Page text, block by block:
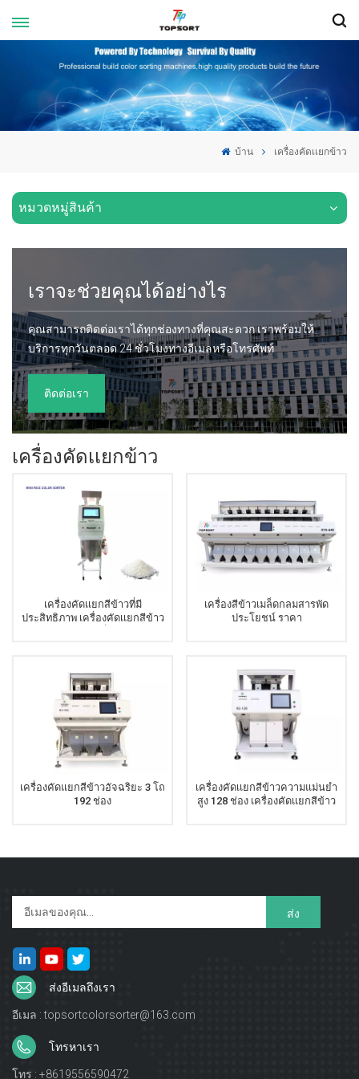
บ้าน เครื่องคัดเเยกข้าว
หมวดหมู่สินค้า
เราจะช่วยคุณได้อย่างไร
คุณสามารถติดต่อเราได้ทุกช่องทางที่คุณสะดวก เราพร้อมให้
บริการทุกวันตลอด 24 ชั่วโมงทางอีเมลหรือโทรศัพท์
ติดต่อเรา
เครื่องคัดเเยกข้าว
เครื่องคัดเเยกสีข้าวที่มี
ประสิทธิภาพ เครื่องคัดเเยกสีข้าว
เครื่องสีข้าวเมล็ดกลมสารพัด
ประโยชน์ ราคา
เครื่องคัดแยกสีข้าวอัจฉริยะ 3 โถ
192 ช่อง
เครื่องคัดเเยกสีข้าวความแม่นยำ
สูง 128 ช่อง เครื่องคัดเเยกสีข้าว
ส่งอีเมลถึงเรา
อีเมล : topsortcolorsorter@163.com
โทรหาเรา
โทร : +8619556590472